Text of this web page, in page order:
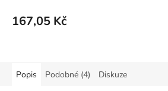
167,05 Kč
Popis Podobné (4) Diskuze